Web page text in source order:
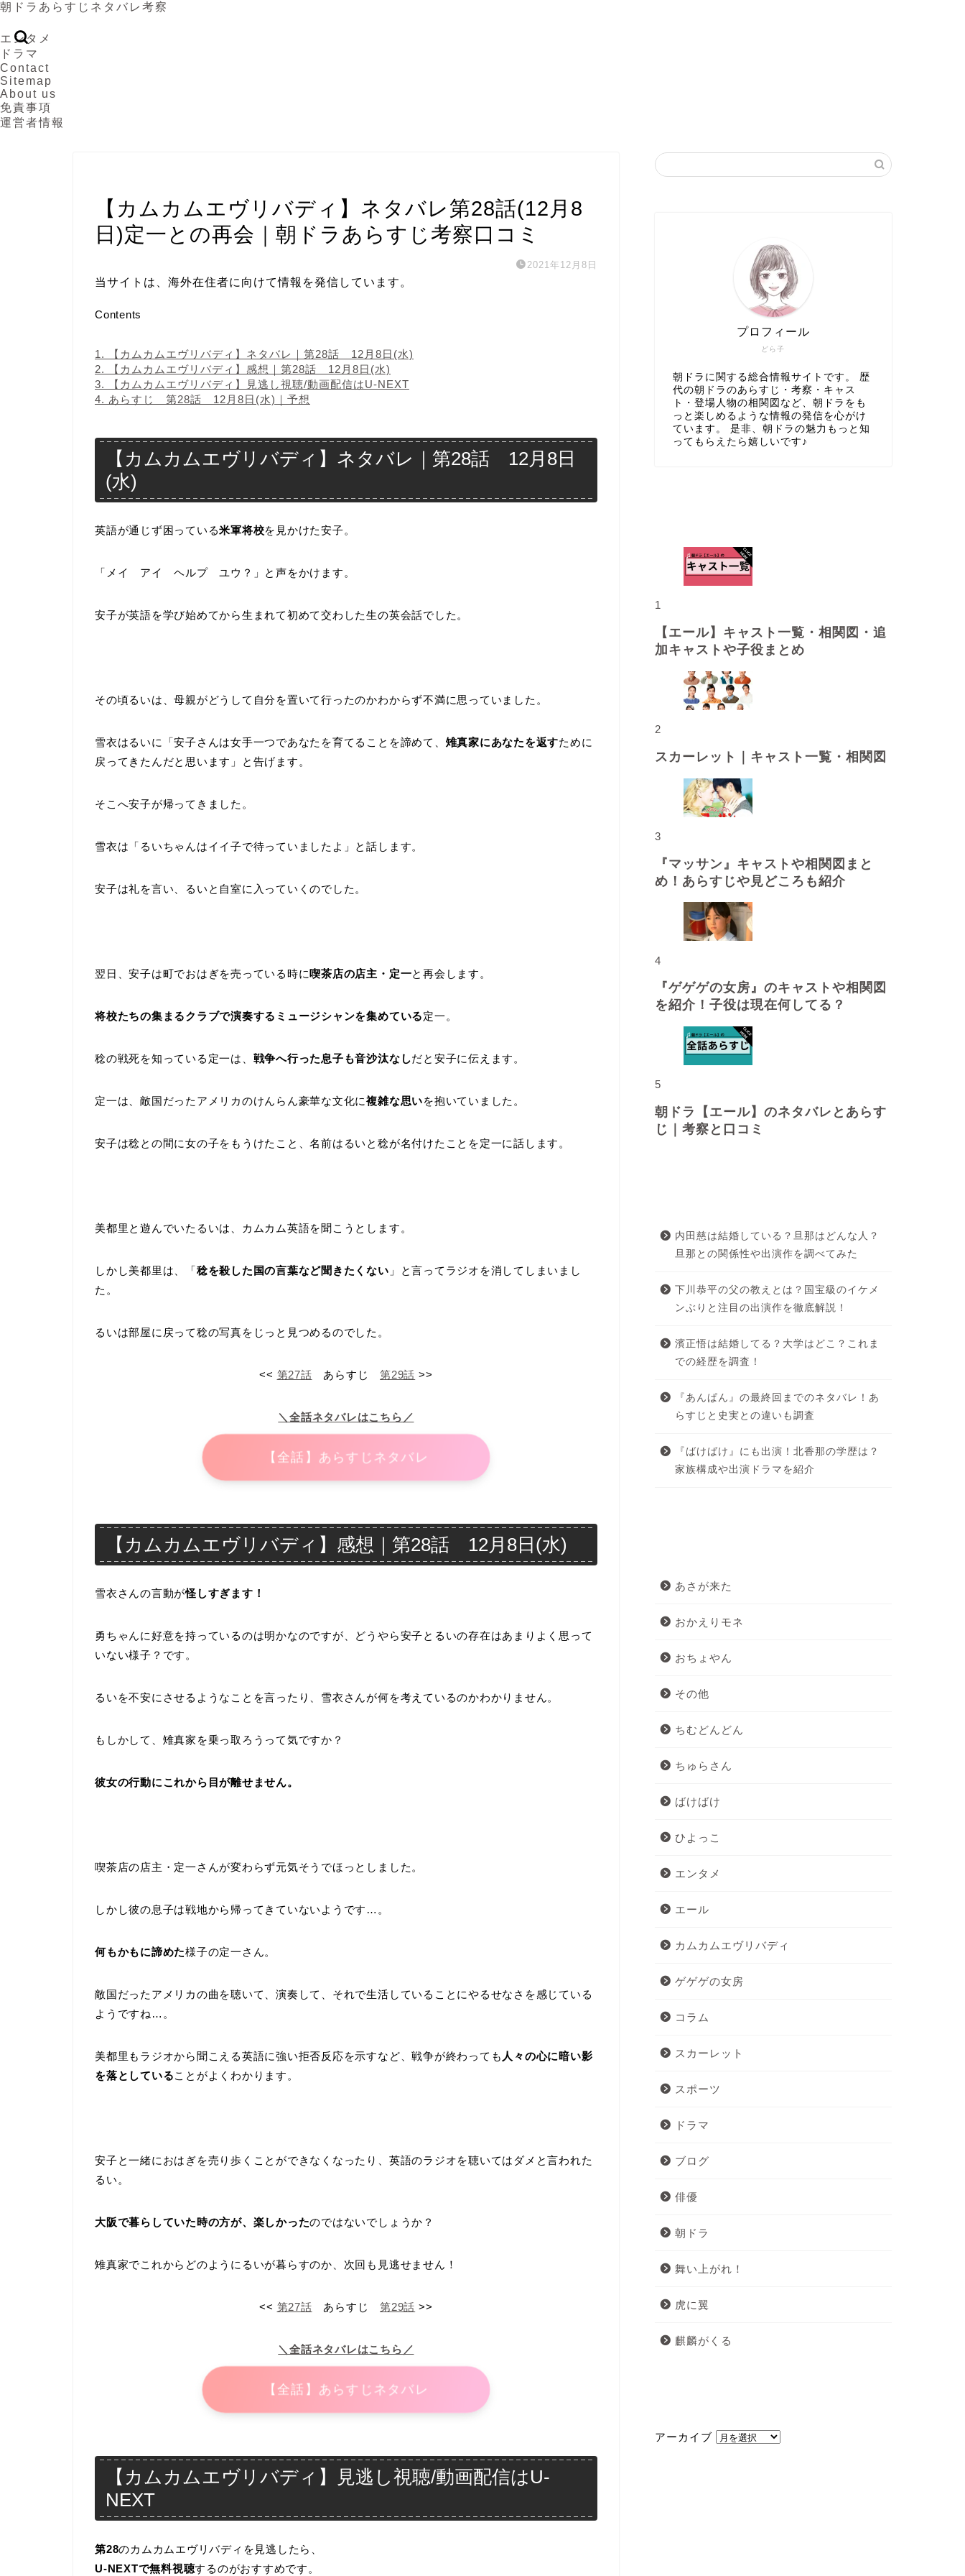
朝ドラあらすじネタバレ考察
エンタメ
ドラマ
Contact
Sitemap
About us
免責事項
運営者情報
【カムカムエヴリバディ】ネタバレ第28話(12月8
日)定一との再会｜朝ドラあらすじ考察口コミ
2021年12月8日
当サイトは、海外在住者に向けて情報を発信しています。
Contents
1.
【カムカムエヴリバディ】ネタバレ｜第28話 12月8日(水)
2.
【カムカムエヴリバディ】感想｜第28話 12月8日(水)
3.
【カムカムエヴリバディ】見逃し視聴/動画配信はU-NEXT
4. あらすじ 第28話 12月8日(水)｜予想
【カムカムエヴリバディ】ネタバレ｜第28話 12月8日
(水)
英語が通じず困っている米軍将校を見かけた安子。
「メイ アイ ヘルプ ユウ？」と声をかけます。
安子が英語を学び始めてから生まれて初めて交わした生の英会話でした。
その頃るいは、母親がどうして自分を置いて行ったのかわからず不満に思っていました。
雪衣はるいに「安子さんは女手一つであなたを育てることを諦めて、 雉真家にあなたを返すために
戻ってきたんだと思います」と告げます。
そこへ安子が帰ってきました。
雪衣は「るいちゃんはイイ子で待っていましたよ」と話します。
安子は礼を言い、るいと自室に入っていくのでした。
翌日、安子は町でおはぎを売っている時に喫茶店の店主・定一と再会します。
将校たちの集まるクラブで演奏するミュージシャンを集めている定一。
稔の戦死を知っている定一は、 戦争へ行った息子も音沙汰なしだと安子に伝えます。
定一は、敵国だったアメリカのけんらん豪華な文化に複雑な思いを抱いていました。
安子は稔との間に女の子をもうけたこと、名前はるいと稔が名付けたことを定一に話します。
美都里と遊んでいたるいは、カムカム英語を聞こうとします。
しかし美都里は、「稔を殺した国の言葉など聞きたくない 」と言ってラジオを消してしまいまし
た。
るいは部屋に戻って稔の写真をじっと見つめるのでした。
<< 第27話 あらすじ第29話 >>
＼全話ネタバレはこちら／
【全話】あらすじネタバレ
【カムカムエヴリバディ】感想｜第28話 12月8日(水)
雪衣さんの言動が怪しすぎます！
勇ちゃんに好意を持っているのは明かなのですが、どうやら安子とるいの存在はあまりよく思って
いない様子？です。
るいを不安にさせるようなことを言ったり、雪衣さんが何を考えているのかわかりません。
もしかして、雉真家を乗っ取ろうって気ですか？
彼女の行動にこれから目が離せません。
喫茶店の店主・定一さんが変わらず元気そうでほっとしました。
しかし彼の息子は戦地から帰ってきていないようです…。
何もかもに諦めた様子の定一さん。
敵国だったアメリカの曲を聴いて、演奏して、それで生活していることにやるせなさを感じている
ようですね…。
美都里もラジオから聞こえる英語に強い拒否反応を示すなど、戦争が終わっても 人々の心に暗い影
を落としていることがよくわかります。
安子と一緒におはぎを売り歩くことができなくなったり、英語のラジオを聴いてはダメと言われた
るい。
大阪で暮らしていた時の方が、楽しかったのではないでしょうか？
雉真家でこれからどのようにるいが暮らすのか、次回も見逃せません！
<< 第27話 あらすじ第29話 >>
＼全話ネタバレはこちら／
【全話】あらすじネタバレ
【カムカムエヴリバディ】見逃し視聴/動画配信はU-
NEXT
第28のカムカムエヴリバディを見逃したら、
U-NEXTで無料視聴するのがおすすめです。
どら子
プロフィール
朝ドラに関する総合情報サイトです。 歴
代の朝ドラのあらすじ・考察・キャス
ト・登場人物の相関図など、朝ドラをも
っと楽しめるような情報の発信を心がけ
ています。 是非、朝ドラの魅力もっと知
ってもらえたら嬉しいです♪
1
【エール】キャスト一覧・相関図・追
加キャストや子役まとめ
2
スカーレット｜キャスト一覧・相関図
3
『マッサン』キャストや相関図まと
め！あらすじや見どころも紹介
4
『ゲゲゲの女房』のキャストや相関図
を紹介！子役は現在何してる？
5
朝ドラ【エール】のネタバレとあらす
じ｜考察と口コミ
内田慈は結婚している？旦那はどんな人？
旦那との関係性や出演作を調べてみた
下川恭平の父の教えとは？国宝級のイケメ
ンぶりと注目の出演作を徹底解説！
濱正悟は結婚してる？大学はどこ？これま
での経歴を調査！
『あんぱん』の最終回までのネタバレ！あ
らすじと史実との違いも調査
『ばけばけ』にも出演！北香那の学歴は？
家族構成や出演ドラマを紹介
あさが来た
おかえりモネ
おちょやん
その他
ちむどんどん
ちゅらさん
ばけばけ
ひよっこ
エンタメ
エール
カムカムエヴリバディ
ゲゲゲの女房
コラム
スカーレット
スポーツ
ドラマ
ブログ
俳優
朝ドラ
舞い上がれ！
虎に翼
麒麟がくる
アーカイブ